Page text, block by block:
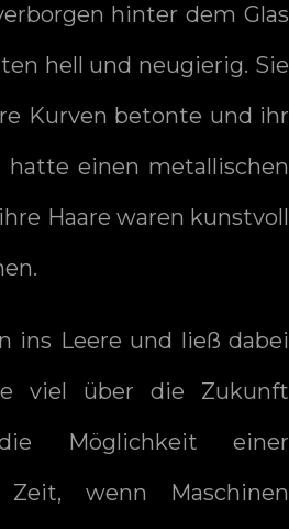
hinter dem Glas
hell und neugierig. Sie
Kurven betonte und ihr
einen metallischen
Haare waren kunstvoll
ins Leere und ließ dabei
viel über die Zukunft
Möglichkeit einer
wenn Maschinen